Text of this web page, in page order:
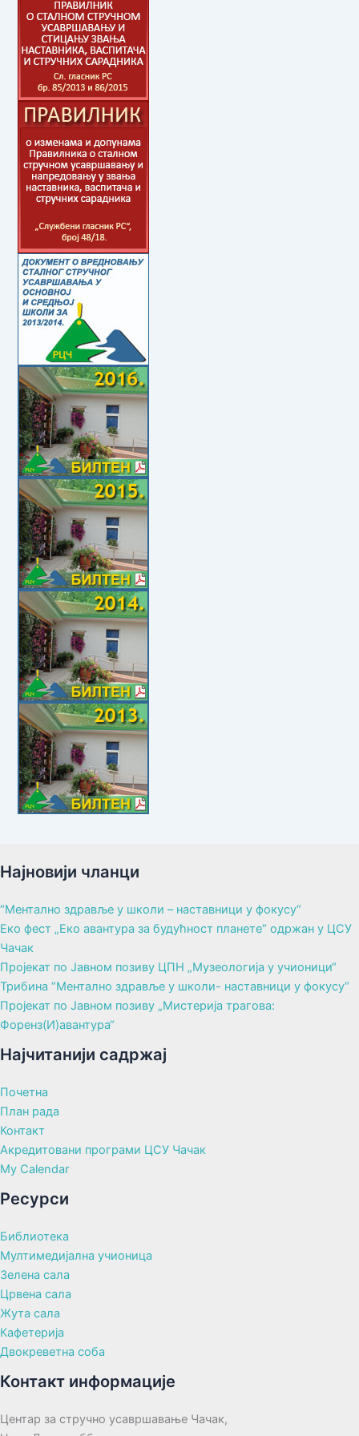
Најновији чланци
“Ментално здравље у школи – наставници у фокусу“
Еко фест „Еко авантура за будућност планете“ одржан у ЦСУ
Чачак
Пројекат по Јавном позиву ЦПН „Музеологија у учионици“
Трибина “Ментално здравље у школи- наставници у фокусу“
Пројекат по Јавном позиву „Мистерија трагова:
Форенз(И)авантура“
Најчитанији садржај
Почетна
План рада
Контакт
Акредитовани програми ЦСУ Чачак
My Calendar
Ресурси
Библиотека
Мултимедијална учионица
Зелена сала
Црвена сала
Жута сала
Кафетерија
Двокреветна соба
Контакт информације
Центар за стручно усавршавање Чачак,